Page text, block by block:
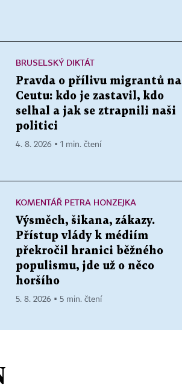
BRUSELSKÝ DIKTÁT
Pravda o přílivu migrantů na
Ceutu: kdo je zastavil, kdo
selhal a jak se ztrapnili naši
politici
4. 8. 2026 ▪ 1 min. čtení
KOMENTÁŘ PETRA HONZEJKA
Výsměch, šikana, zákazy.
Přístup vlády k médiím
překročil hranici běžného
populismu, jde už o něco
horšího
5. 8. 2026 ▪ 5 min. čtení